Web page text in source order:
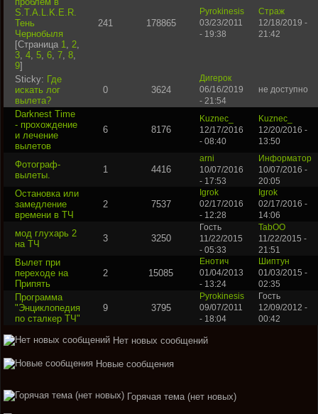
S.T.A.L.K.E.R.
Тень
Чернобыля
[Страница 1, 2,
3, 4, 5, 6, 7, 8,
9]
241 178865
Pyrokinesis
03/23/2011
- 19:38
Страж
12/18/2019 -
21:42
Sticky: Где
искать лог
вылета?
0 3624
Дигерок
06/16/2019
- 21:54
не доступно
Darknest Time
- прохождение
и лечение
вылетов
6 8176
Kuznec_
12/17/2016
- 08:40
Kuznec_
12/20/2016 -
13:50
Фотограф-
вылеты.
1 4416
arni
10/07/2016
- 17:53
Информатор
10/07/2016 -
20:05
Остановка или
замедление
времени в ТЧ
2 7537
Igrok
02/17/2016
- 12:28
Igrok
02/17/2016 -
14:06
мод глухарь 2
на ТЧ
3 3250
Гость
11/22/2015
- 05:33
TabOO
11/22/2015 -
21:51
Вылет при
переходе на
Припять
2 15085
Енотич
01/04/2013
- 13:24
Шиптун
01/03/2015 -
02:35
Программа
"Энциклопедия
по сталкер ТЧ"
9 3795
Pyrokinesis
09/07/2011
- 18:04
Гость
12/09/2012 -
00:42
Нет новых сообщений
Новые сообщения
Горячая тема (нет новых)